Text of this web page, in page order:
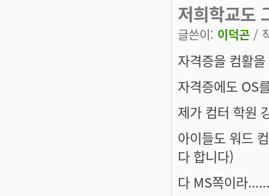
저희학교도
글쓴이: 이덕곤 /
자격증을 컴활
자격증에도 OS
제가 컴터 학원
아이들도 워드
다 합니다)
다 MS쪽이라......